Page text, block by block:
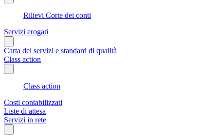
Rilievi Corte dei conti
Servizi erogati
Carta dei servizi e standard di qualità
Class action
Class action
Costi contabilizzati
Liste di attesa
Servizi in rete